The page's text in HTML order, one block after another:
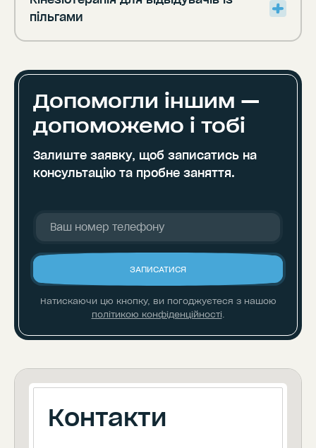
пільгами
Допомогли іншим —
допоможемо і тобі
Залиште заявку, щоб записатись на
консультацію та пробне заняття.
ЗАПИСАТИСЯ
Натискаючи цю кнопку, ви погоджуєтеся з нашою
політикою конфіденційності.
Контакти